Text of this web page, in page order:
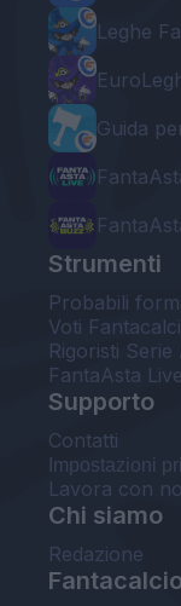
Leghe
Guida
Strumenti
Probabili
Voti
Rigoristi Serie
FantaAsta Live
Supporto
Contatti
Impostazioni
Lavora con
Chi siamo
Redazione